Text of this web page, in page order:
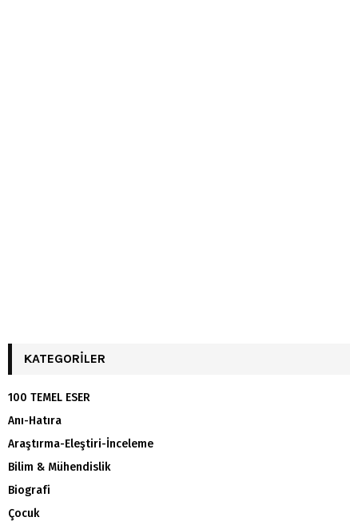
KATEGORILER
100 TEMEL ESER
Anı-Hatıra
Araştırma-Eleştiri-İnceleme
Bilim & Mühendislik
Biografi
Çocuk